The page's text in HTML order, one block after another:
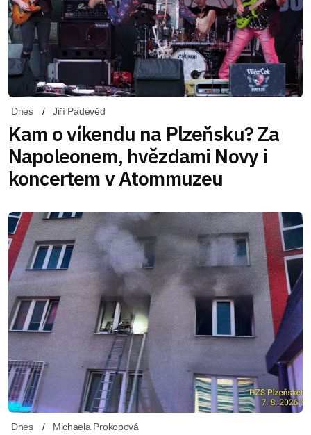
Dnes Jiří Padevěd
Kam o víkendu na Plzeňsku? Za
Napoleonem, hvězdami Novy i
koncertem v Atommuzeu
Dnes Michaela Prokopová